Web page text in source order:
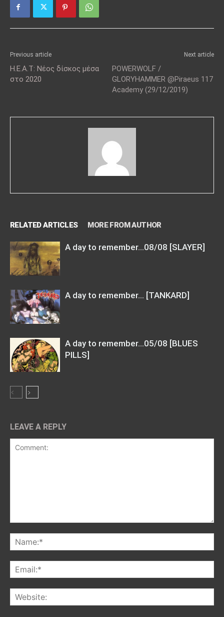
Previous article
H.E.A.T: Νέος δίσκος μέσα
στο 2020
Next article
POWERWOLF /
GLORYHAMMER @Piraeus 117
Academy (29/12/2019)
RELATED ARTICLES MORE FROM AUTHOR
A day to remember…08/08 [SLAYER]
A day to remember… [TANKARD]
A day to remember…05/08 [BLUES
PILLS]
LEAVE A REPLY